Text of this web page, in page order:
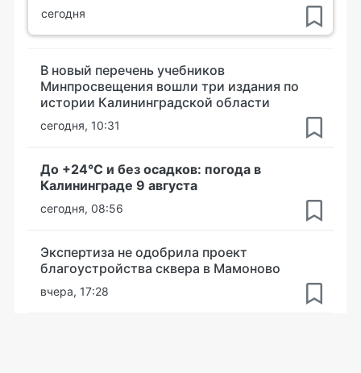
сегодня
В новый перечень учебников
Минпросвещения вошли три издания по
истории Калининградской области
сегодня, 10:31
До +24°С и без осадков: погода в
Калининграде 9 августа
сегодня, 08:56
Экспертиза не одобрила проект
благоустройства сквера в Мамоново
вчера, 17:28